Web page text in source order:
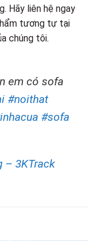
Hãy liên hệ ngay
tương tự tại
chúng tôi.
em có sofa
#noithat
#sofa
– 3KTrack